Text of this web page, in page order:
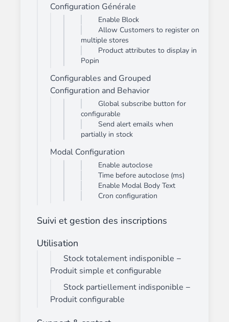
Configuration Générale
Enable Block
Allow Customers to register on
multiple stores
Product attributes to display in
Popin
Configurables and Grouped
Configuration and Behavior
Global subscribe button for
configurable
Send alert emails when
partially in stock
Modal Configuration
Enable autoclose
Time before autoclose (ms)
Enable Modal Body Text
Cron configuration
Suivi et gestion des inscriptions
Utilisation
Stock totalement indisponible −
Produit simple et configurable
Stock partiellement indisponible −
Produit configurable